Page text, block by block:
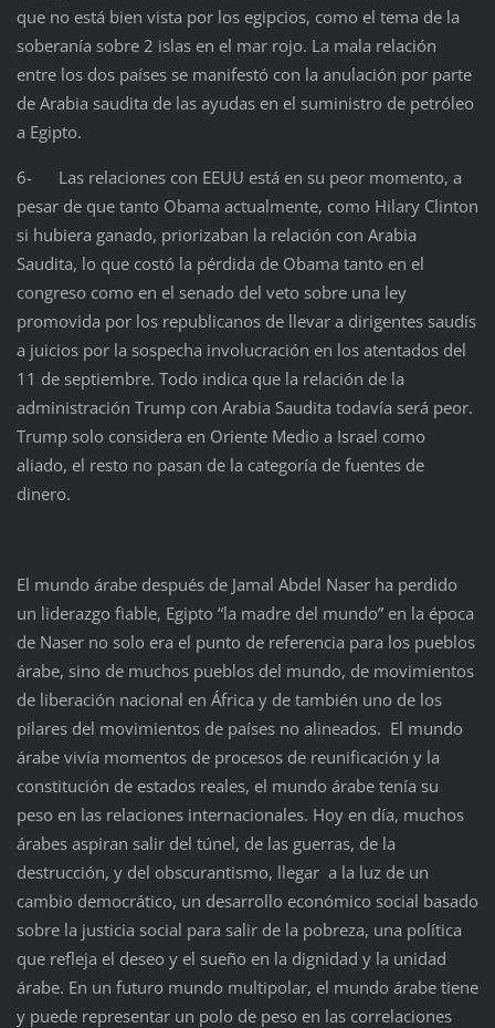
que no está bien vista por los egipcios, como el tema de la
soberanía sobre 2 islas en el mar rojo. La mala relación
entre los dos países se manifestó con la anulación por parte
de Arabia saudita de las ayudas en el suministro de petróleo
a Egipto.
6- Las relaciones con EEUU está en su peor momento, a
pesar de que tanto Obama actualmente, como Hilary Clinton
si hubiera ganado, priorizaban la relación con Arabia
Saudita, lo que costó la pérdida de Obama tanto en el
congreso como en el senado del veto sobre una ley
promovida por los republicanos de llevar a dirigentes saudís
a juicios por la sospecha involucración en los atentados del
11 de septiembre. Todo indica que la relación de la
administración Trump con Arabia Saudita todavía será peor.
Trump solo considera en Oriente Medio a Israel como
aliado, el resto no pasan de la categoría de fuentes de
dinero.
El mundo árabe después de Jamal Abdel Naser ha perdido
un liderazgo fiable, Egipto “la madre del mundo” en la época
de Naser no solo era el punto de referencia para los pueblos
árabe, sino de muchos pueblos del mundo, de movimientos
de liberación nacional en África y de también uno de los
pilares del movimientos de países no alineados. El mundo
árabe vivía momentos de procesos de reunificación y la
constitución de estados reales, el mundo árabe tenía su
peso en las relaciones internacionales. Hoy en día, muchos
árabes aspiran salir del túnel, de las guerras, de la
destrucción, y del obscurantismo, llegar a la luz de un
cambio democrático, un desarrollo económico social basado
sobre la justicia social para salir de la pobreza, una política
que refleja el deseo y el sueño en la dignidad y la unidad
árabe. En un futuro mundo multipolar, el mundo árabe tiene
y puede representar un polo de peso en las correlaciones